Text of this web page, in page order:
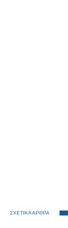
ΣΧΕΤΙΚΑ ΑΡΘΡΑ